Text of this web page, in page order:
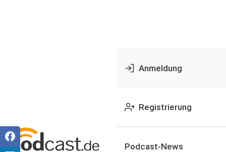
Anmeldung
Registrierung
Podcast-News